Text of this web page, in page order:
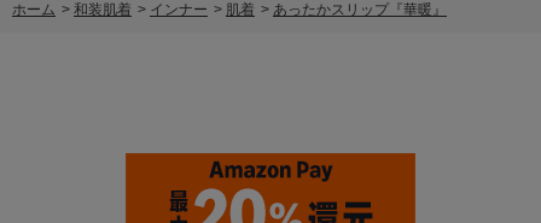
ホーム > 和装肌着 > インナー > 肌着 > あったかスリップ『華暖』